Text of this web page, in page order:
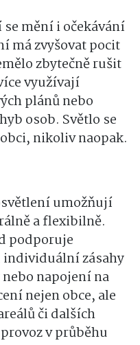
mění i očekávání
má zvyšovat pocit
zbytečně rušit
využívají
plánů nebo
osob. Světlo se
nikoliv naopak.
umožňují
a flexibilně.
podporuje
zásahy
napojení na
nejen obce, ale
či dalších
v průběhu